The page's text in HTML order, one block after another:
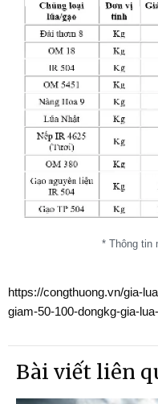
* Thông tin
https://congthuong.vn/gia-
giam-50-100-dongkg-gia-
Bài viết liên